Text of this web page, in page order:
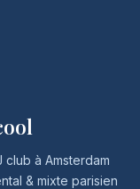
à Amsterdam
& mixte parisien